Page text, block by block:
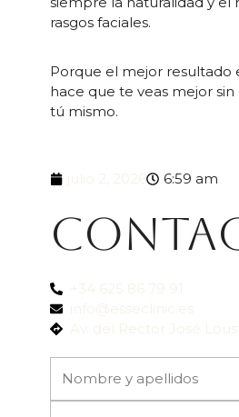
rasgos faciales.
Porque el mejor resultado
hace que te veas mejor
tú mismo.
6:59 am